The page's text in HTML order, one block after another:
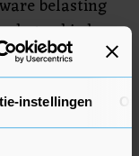
instellingen
belasting
het gebied
vliegveld zou
een straal